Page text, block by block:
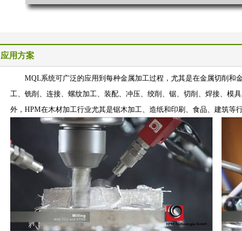
应用方案
MQL系统可广泛的应用到每种金属加工过程，尤其是在金属切削和
工、铣削、连接、螺纹加工、装配、冲压、绞削、锯、切削、焊接、模
外，HPM在木材加工行业尤其是锯木加工、造纸和印刷、食品、建筑等